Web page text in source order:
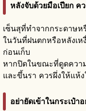
หลังจับด้วยมือเปียก ค
เซ็นสุที่ทำจากกระดาษ
ในวันที่ฝนตกหรือหลังเห
ก่อนเก็บ
หากปิดในขณะที่ดูดความ
และขึ้นรา ควรผึ่งให้แห้
อย่ายัดเข้าในกระเป๋า